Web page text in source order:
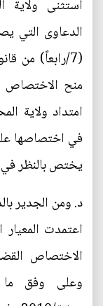
استثنى ولاية
الدعاوى التي
(7/رابعاً) من
منح الاختصاص
امتداد ولاية
في اختصاصها
يختص بالنظر في
‌د. ومن الجدير
اعتمدت
الاختصاص